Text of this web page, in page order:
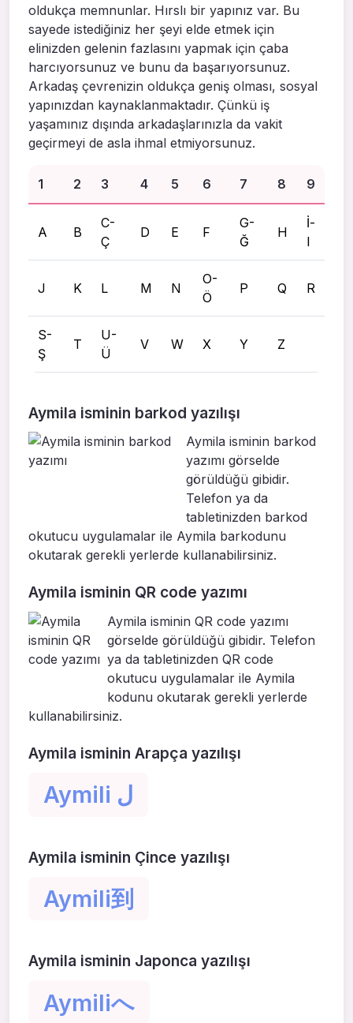
oldukça memnunlar. Hırslı bir yapınız var. Bu
sayede istediğiniz her şeyi elde etmek için
elinizden gelenin fazlasını yapmak için çaba
harcıyorsunuz ve bunu da başarıyorsunuz.
Arkadaş çevrenizin oldukça geniş olması, sosyal
yapınızdan kaynaklanmaktadır. Çünkü iş
yaşamınız dışında arkadaşlarınızla da vakit
geçirmeyi de asla ihmal etmiyorsunuz.
1 2 3 4 5 6 7 8 9
A B
C-
Ç
D E F
G-
Ğ
H
İ-
I
J K L M N
O-
Ö
P Q R
S-
Ş
T
U-
Ü
V W X Y Z
Aymila isminin barkod yazılışı
Aymila isminin barkod
yazımı görselde
görüldüğü gibidir.
Telefon ya da
tabletinizden barkod
okutucu uygulamalar ile Aymila barkodunu
okutarak gerekli yerlerde kullanabilirsiniz.
Aymila isminin QR code yazımı
Aymila isminin QR code yazımı
görselde görüldüğü gibidir. Telefon
ya da tabletinizden QR code
okutucu uygulamalar ile Aymila
kodunu okutarak gerekli yerlerde
kullanabilirsiniz.
Aymila isminin Arapça yazılışı
Aymili ل
Aymila isminin Çince yazılışı
Aymili到
Aymila isminin Japonca yazılışı
Aymiliへ